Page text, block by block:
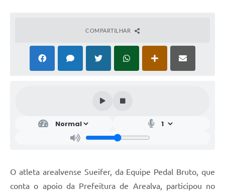
COMPARTILHAR
O atleta arealvense Sueifer, da Equipe Pedal Bruto, que
conta o apoio da Prefeitura de Arealva, participou no